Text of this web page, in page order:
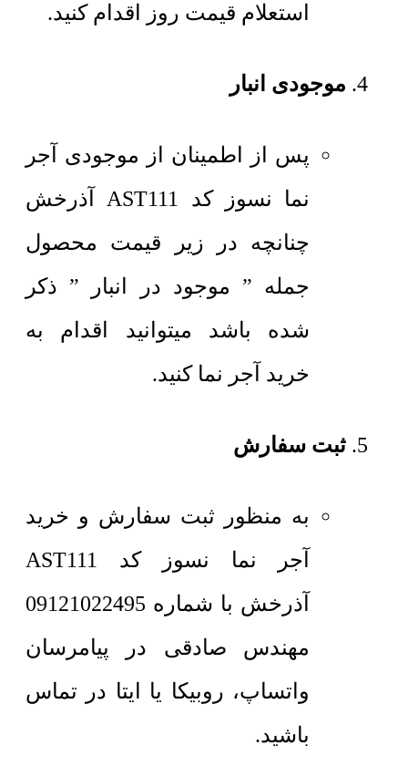
استعلام قیمت روز اقدام کنید.
موجودی انبار
پس از اطمینان از موجودی آجر
نما نسوز کد AST111 آذرخش
چنانچه در زیر قیمت محصول
جمله ” موجود در انبار ” ذکر
شده باشد میتوانید اقدام به
خرید آجر نما کنید.
ثبت سفارش
به منظور ثبت سفارش و خرید
آجر نما نسوز کد AST111
آذرخش با شماره 09121022495
مهندس صادقی در پیامرسان
واتساپ، روبیکا یا ایتا در تماس
باشید.